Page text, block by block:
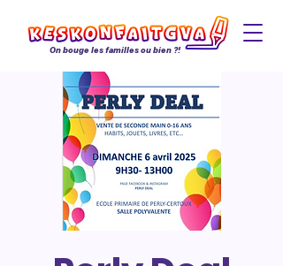
On bouge les familles ou bien ?!